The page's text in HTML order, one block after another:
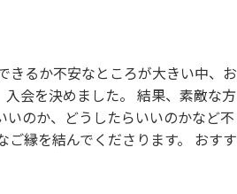
きるか不安なところが大きい中、お
会を決めました。 結果、素敵な方
いのか、どうしたらいいのかなど不
縁を結んでくださります。 おすす